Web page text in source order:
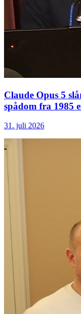
Claude Opus 5
spådom fra 1985
31. juli 2026